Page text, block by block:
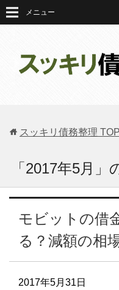
メニュー
スッキリ債務整理 TOP
「2017年5月」
モビットの借
る？減額の相
2017年5月31日